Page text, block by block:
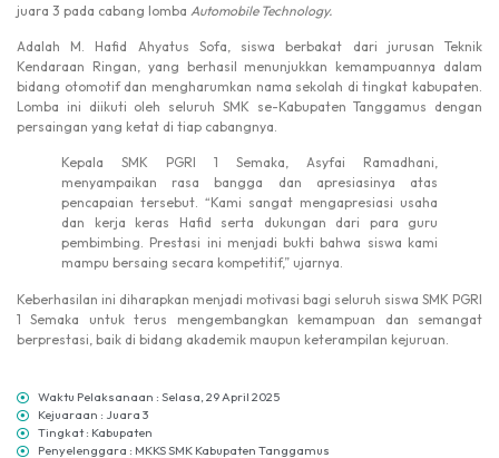
juara 3 pada cabang lomba Automobile Technology.
Adalah M. Hafid Ahyatus Sofa, siswa berbakat dari jurusan Teknik
Kendaraan Ringan, yang berhasil menunjukkan kemampuannya dalam
bidang otomotif dan mengharumkan nama sekolah di tingkat kabupaten.
Lomba ini diikuti oleh seluruh SMK se-Kabupaten Tanggamus dengan
persaingan yang ketat di tiap cabangnya.
Kepala SMK PGRI 1 Semaka, Asyfai Ramadhani,
menyampaikan rasa bangga dan apresiasinya atas
pencapaian tersebut. “Kami sangat mengapresiasi usaha
dan kerja keras Hafid serta dukungan dari para guru
pembimbing. Prestasi ini menjadi bukti bahwa siswa kami
mampu bersaing secara kompetitif,” ujarnya.
Keberhasilan ini diharapkan menjadi motivasi bagi seluruh siswa SMK PGRI
1 Semaka untuk terus mengembangkan kemampuan dan semangat
berprestasi, baik di bidang akademik maupun keterampilan kejuruan.
Waktu Pelaksanaan : Selasa, 29 April 2025
Kejuaraan : Juara 3
Tingkat : Kabupaten
Penyelenggara : MKKS SMK Kabupaten Tanggamus